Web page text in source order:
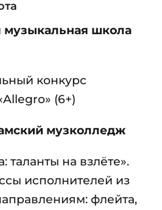
музыкальная школа
конкурс
(6+)
музколледж
таланты на взлёте».
исполнителей из
флейта,